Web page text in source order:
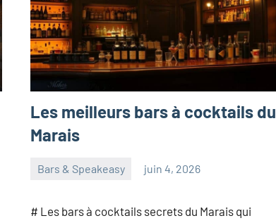
Les meilleurs bars à cocktails du
Marais
Bars & Speakeasy juin 4, 2026
# Les bars à cocktails secrets du Marais qui